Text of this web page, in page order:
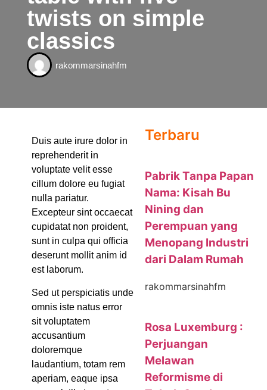
twists on simple
classics
rakommarsinahfm
Duis aute irure dolor in
reprehenderit in
voluptate velit esse
cillum dolore eu fugiat
nulla pariatur.
Excepteur sint occaecat
cupidatat non proident,
sunt in culpa qui officia
deserunt mollit anim id
est laborum.
Sed ut perspiciatis unde
omnis iste natus error
sit voluptatem
accusantium
doloremque
laudantium, totam rem
aperiam, eaque ipsa
Terbaru
Pabrik Tanpa Papan
Nama: Kisah Bu
Nining dan
Perempuan yang
Menopang Industri
dari Dalam Rumah
rakommarsinahfm
Rosa Luxemburg :
Perjuangan
Melawan
Reformisme di